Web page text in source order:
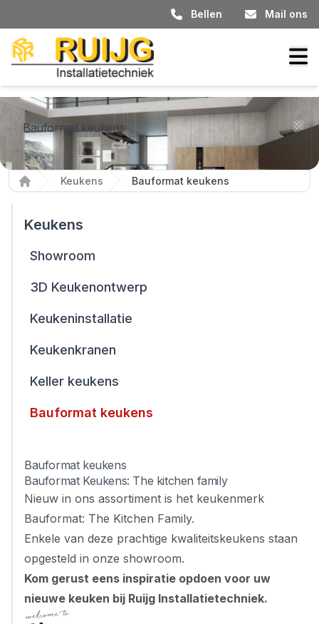
Bellen Mail ons
Bauformat keukens
Home
Keukens Bauformat keukens
Keukens
Showroom
3D Keukenontwerp
Keukeninstallatie
Keukenkranen
Keller keukens
Bauformat keukens
Bauformat keukens
Bauformat Keukens: The kitchen family
Nieuw in ons assortiment is het keukenmerk
Bauformat: The Kitchen Family.
Enkele van deze prachtige kwaliteitskeukens staan
opgesteld in onze showroom.
Kom gerust eens inspiratie opdoen voor uw
nieuwe keuken bij Ruijg Installatietechniek.